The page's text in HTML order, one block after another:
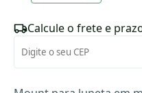
Calcule o frete e